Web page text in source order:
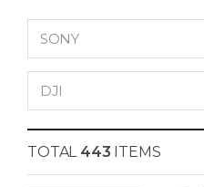
SONY
DJI
TOTAL 443 ITEMS